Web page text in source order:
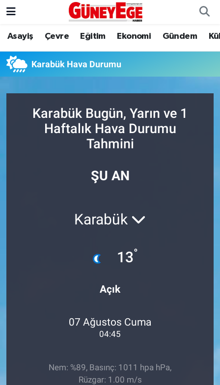
Asayiş Çevre Eğitim Ekonomi Gündem
Karabük Hava Durumu
Karabük Bugün, Yarın ve 1
Haftalık Hava Durumu
Tahmini
ŞU AN
Karabük
13°
Açık
07 Ağustos Cuma
04:45
Nem: %89, Basınç: 1011 hpa hPa,
Rüzgar: 1.00 m/s
Asayiş
Çevre
Ekonomi
İstanbul Hava Durumu
İstanbul Trafik Yoğunluk Haritası
Tüm Manşetler
Son Dakika Haberleri